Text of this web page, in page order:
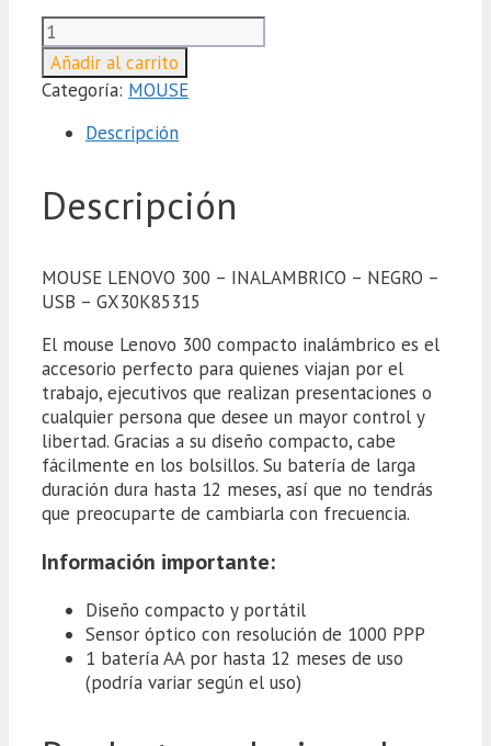
MOUSE
LENOVO
300
-
INALAMBRICO
-
USB
GX30K85315
cantidad
Añadir al carrito
Categoría: MOUSE
Descripción
Descripción
MOUSE LENOVO 300 – INALAMBRICO – NEGRO –
USB – GX30K85315
El mouse Lenovo 300 compacto inalámbrico es el
accesorio perfecto para quienes viajan por el
trabajo, ejecutivos que realizan presentaciones o
cualquier persona que desee un mayor control y
libertad. Gracias a su diseño compacto, cabe
fácilmente en los bolsillos. Su batería de larga
duración dura hasta 12 meses, así que no tendrás
que preocuparte de cambiarla con frecuencia.
Información importante:
Diseño compacto y portátil
Sensor óptico con resolución de 1000 PPP
1 batería AA por hasta 12 meses de uso
(podría variar según el uso)